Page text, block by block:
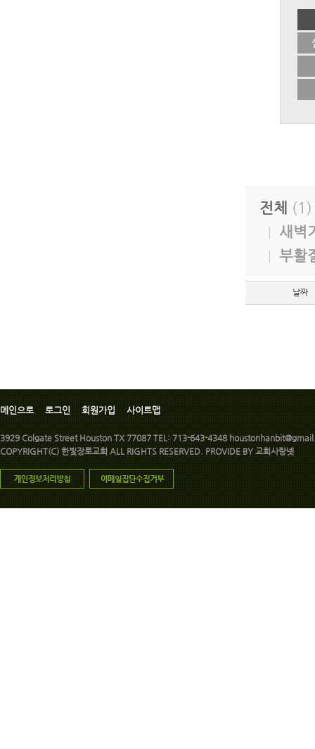
전체
새벽
부활
날짜
메인으로 로그인 회원가입 사이트맵
3929 Colgate Street Houston TX 77087 TEL: 713-643-4348
COPYRIGHT(C) 한빛장로교회 ALL RIGHTS RESERVED. PROVIDE BY 교회사랑넷